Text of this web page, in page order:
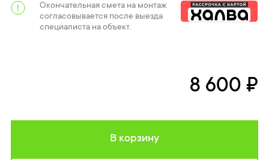
Окончательная смета на монтаж
согласовывается после выезда
специалиста на объект.
8 600 ₽
В корзину